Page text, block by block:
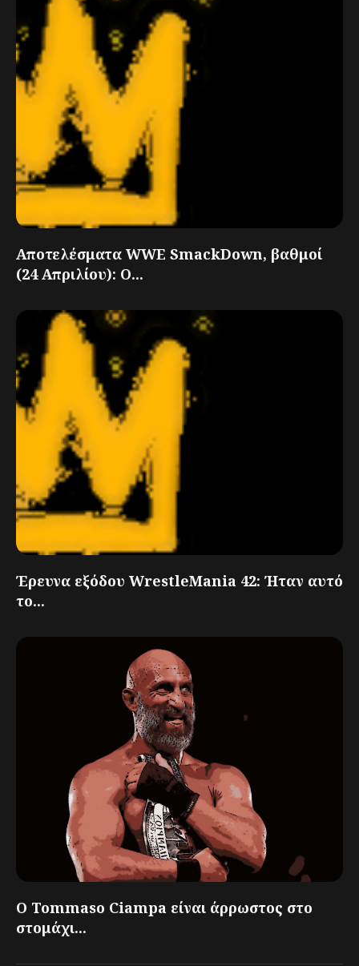
Αποτελέσματα WWE SmackDown, βαθμοί
(24 Απριλίου): Ο...
Έρευνα εξόδου WrestleMania 42: Ήταν αυτό
το...
Ο Tommaso Ciampa είναι άρρωστος στο
στομάχι...